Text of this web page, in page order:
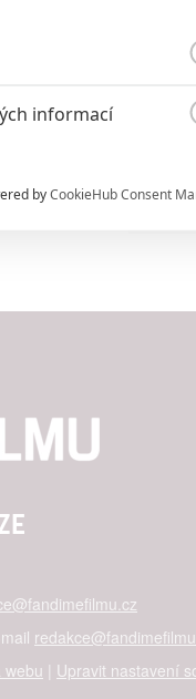
webu | Upravit nastavení
informací
a odstraňování
byCookieHub Consent